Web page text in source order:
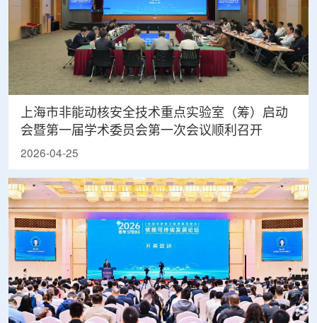
上海市非能动核安全技术重点实验室（筹）启动
会暨第一届学术委员会第一次会议顺利召开
2026-04-25